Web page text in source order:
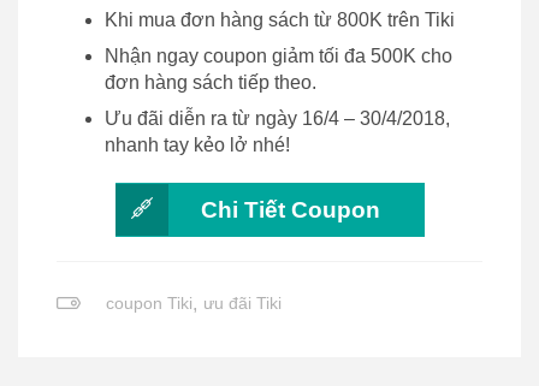
Khi mua đơn hàng sách từ 800K trên Tiki
Nhận ngay coupon giảm tối đa 500K cho
đơn hàng sách tiếp theo.
Ưu đãi diễn ra từ ngày 16/4 – 30/4/2018,
nhanh tay kẻo lở nhé!
Chi Tiết Coupon
coupon Tiki, ưu đãi Tiki